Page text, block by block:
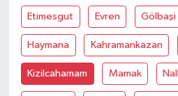
Etimesgut Evren Gölbaşi
Haymana Kahramankazan
Kizilcahamam Mamak